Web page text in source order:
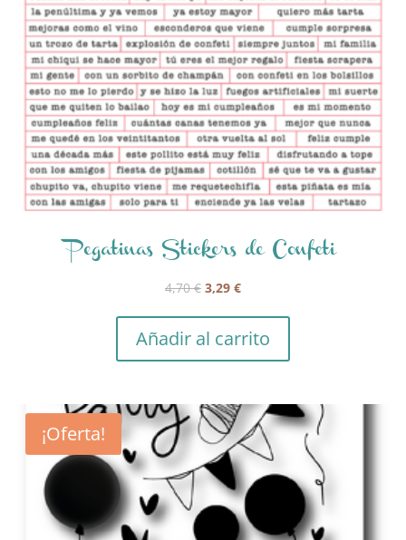
Pegatinas Stickers de Confeti
4,70€ El
original
era:
3,29 €El
actual
es:
Añadir al carrito
¡Oferta!